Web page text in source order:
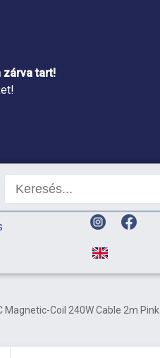
zárva tart!
Magnetic-Coil 240W Cable 2m Pink